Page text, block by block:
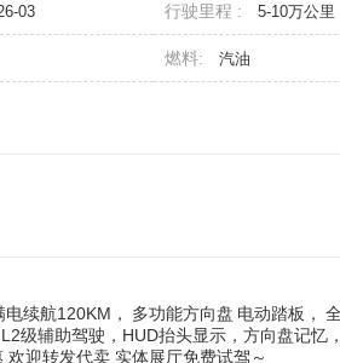
03 行驶里程 : 5-10万公里
燃料: 汽油
续航120KM， 多功能方向盘 电动踏板，
级辅助驾驶，HUD抬头显示，方向盘记忆
迎转发代卖 实体展厅免费试驾～